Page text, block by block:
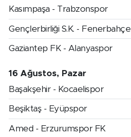
Kasımpaşa - Trabzonspor
Gençlerbirliği S.K. - Fenerbahçe
Gaziantep FK - Alanyaspor
16 Ağustos, Pazar
Başakşehir - Kocaelispor
Beşiktaş - Eyüpspor
Amed - Erzurumspor FK